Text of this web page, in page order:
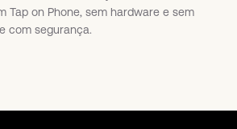
Tap on Phone, sem hardware e sem
com segurança.